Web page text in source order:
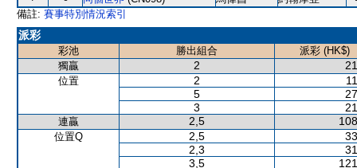
備註: 賽事特別情況索引
派彩
彩池 勝出組合
派彩 (HK$)
獨贏
2
位置 2
5
3
連贏 2,5
位置Q 2,5
2,3
3,5